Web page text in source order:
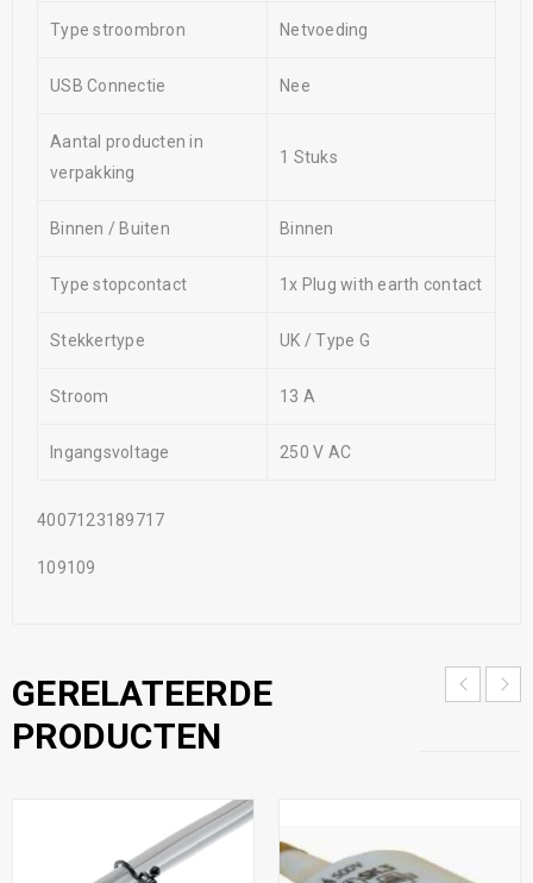
Type stroombron Netvoeding
USB Connectie Nee
Aantal producten in
verpakking
1 Stuks
Binnen / Buiten Binnen
Type stopcontact 1x Plug with earth contact
Stekkertype UK / Type G
Stroom 13 A
Ingangsvoltage 250 V AC
4007123189717
109109
GERELATEERDE
PRODUCTEN